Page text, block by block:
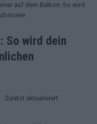
auf dem Balkon: So wird
So wird dein
· Zuletzt aktualisiert: